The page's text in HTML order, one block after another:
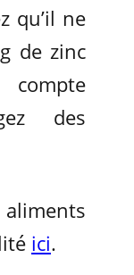
qu’il ne
de zinc
des
ici.